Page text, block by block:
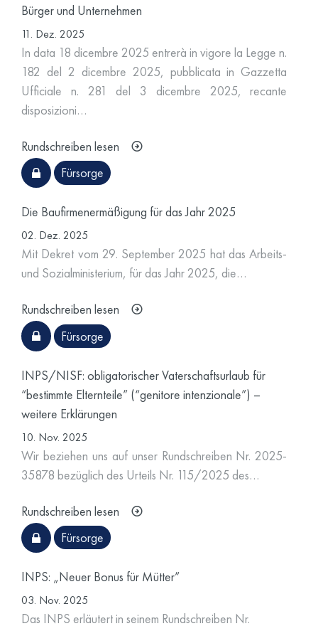
Bürger und Unternehmen
11. Dez. 2025
In data 18 dicembre 2025 entrerà in vigore la Legge n.
182 del 2 dicembre 2025, pubblicata in Gazzetta
Ufficiale n. 281 del 3 dicembre 2025, recante
disposizioni…
Rundschreiben lesen
Fürsorge
Die Baufirmenermäßigung für das Jahr 2025
02. Dez. 2025
Mit Dekret vom 29. September 2025 hat das Arbeits-
und Sozialministerium, für das Jahr2025, die…
Rundschreiben lesen
Fürsorge
INPS/NISF: obligatorischer Vaterschaftsurlaub für
“bestimmte Elternteile” (“genitore intenzionale”) –
weitere Erklärungen
10. Nov. 2025
Wir beziehen uns auf unser Rundschreiben Nr. 2025-
35878 bezüglich des Urteils Nr. 115/2025 des…
Rundschreiben lesen
Fürsorge
INPS: „Neuer Bonus für Mütter”
03. Nov. 2025
Das INPS erläutert in seinem Rundschreiben Nr.